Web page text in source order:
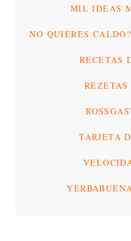
MIL IDEAS
NO QUIERES
RECETAS
TARJETA